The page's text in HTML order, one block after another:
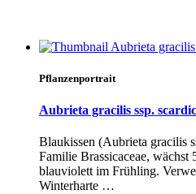
Pflanzenportrait
Aubrieta gracilis ssp.
Blaukissen (Aubrieta gracilis
Familie Brassicaceae,
blauviolett im Frühling.
Winterharte …